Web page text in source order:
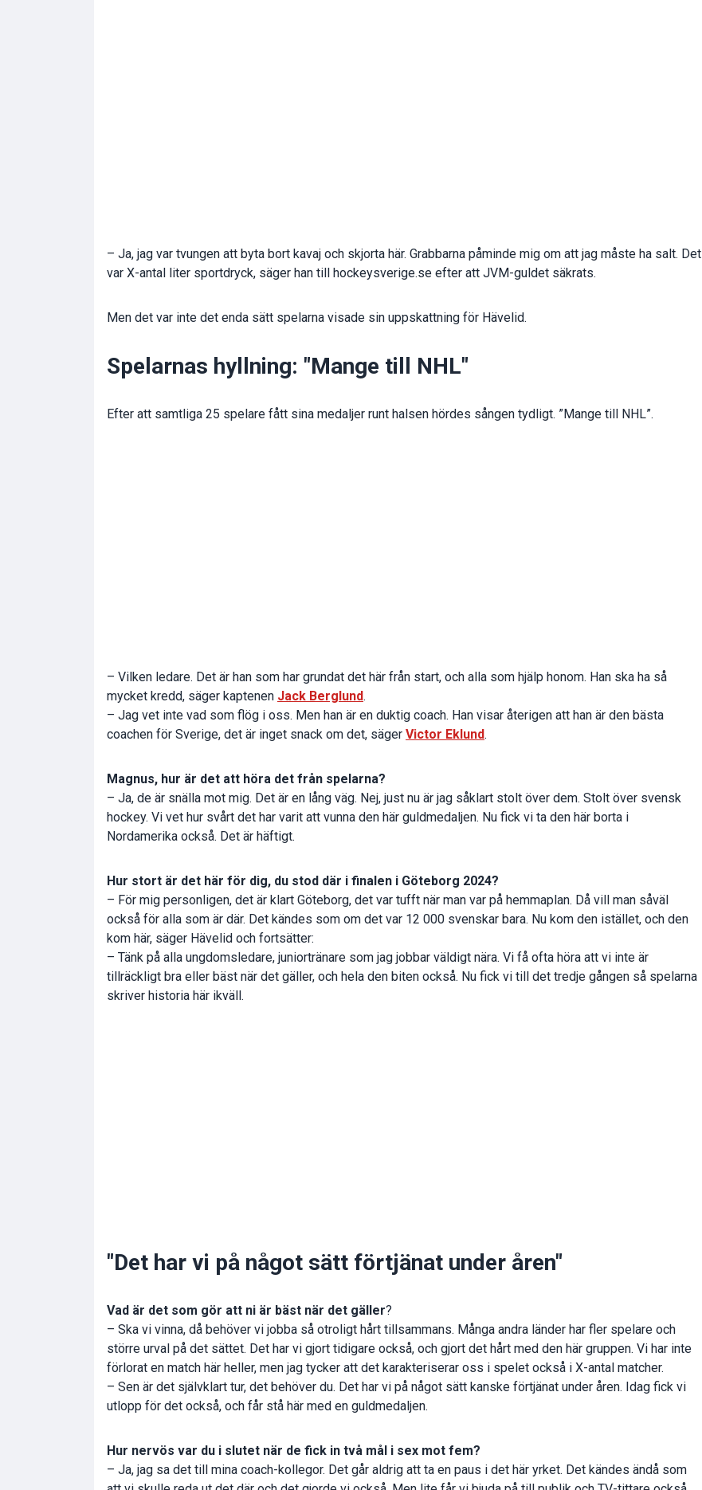
– Ja, jag var tvungen att byta bort kavaj och skjorta här. Grabbarna påminde mig om att jag måste ha salt. Det
var X-antal liter sportdryck, säger han till hockeysverige.se efter att JVM-guldet säkrats.
Men det var inte det enda sätt spelarna visade sin uppskattning för Hävelid.
Spelarnas hyllning: "Mange till NHL"
Efter att samtliga 25 spelare fått sina medaljer runt halsen hördes sången tydligt. ”Mange till NHL”.
– Vilken ledare. Det är han som har grundat det här från start, och alla som hjälp honom. Han ska ha så
mycket kredd, säger kaptenen Jack Berglund.
– Jag vet inte vad som flög i oss. Men han är en duktig coach. Han visar återigen att han är den bästa
coachen för Sverige, det är inget snack om det, säger Victor Eklund.
Magnus, hur är det att höra det från spelarna?
– Ja, de är snälla mot mig. Det är en lång väg. Nej, just nu är jag såklart stolt över dem. Stolt över svensk
hockey. Vi vet hur svårt det har varit att vunna den här guldmedaljen. Nu fick vi ta den här borta i
Nordamerika också. Det är häftigt.
Hur stort är det här för dig, du stod där i finalen i Göteborg 2024?
– För mig personligen, det är klart Göteborg, det var tufft när man var på hemmaplan. Då vill man såväl
också för alla som är där. Det kändes som om det var 12 000 svenskar bara. Nu kom den istället, och den
kom här, säger Hävelid och fortsätter:
– Tänk på alla ungdomsledare, juniortränare som jag jobbar väldigt nära. Vi få ofta höra att vi inte är
tillräckligt bra eller bäst när det gäller, och hela den biten också. Nu fick vi till det tredje gången så spelarna
skriver historia här ikväll.
"Det har vi på något sätt förtjänat under åren"
Vad är det som gör att ni är bäst när det gäller?
– Ska vi vinna, då behöver vi jobba så otroligt hårt tillsammans. Många andra länder har fler spelare och
större urval på det sättet. Det har vi gjort tidigare också, och gjort det hårt med den här gruppen. Vi har inte
förlorat en match här heller, men jag tycker att det karakteriserar oss i spelet också i X-antal matcher.
– Sen är det självklart tur, det behöver du. Det har vi på något sätt kanske förtjänat under åren. Idag fick vi
utlopp för det också, och får stå här med en guldmedaljen.
Hur nervös var du i slutet när de fick in två mål i sex mot fem?
– Ja, jag sa det till mina coach-kollegor. Det går aldrig att ta en paus i det här yrket. Det kändes ändå som